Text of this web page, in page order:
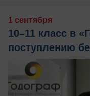
1 сентября
10–11 класс в
поступлению